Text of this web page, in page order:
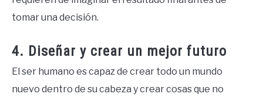
tomar una decisión.
4. Diseñar y crear un mejor futuro
El ser humano es capaz de crear todo un mundo
nuevo dentro de su cabeza y crear cosas que no